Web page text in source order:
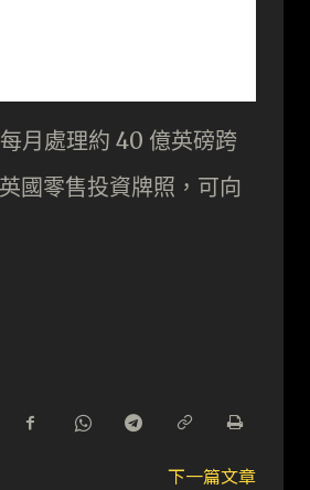
月處理約 40 億英磅跨
國零售投資牌照，可向
下一篇文章